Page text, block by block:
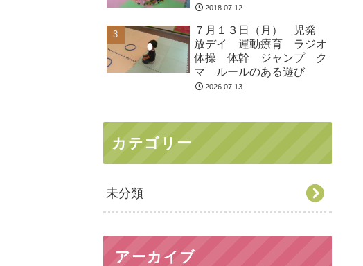
2018.07.12
７月１３日（月） 児発
放デイ 運動療育 ラジオ
体操 体幹 ジャンプ ク
マ ルールのある遊び
2026.07.13
カテゴリー
未分類
アーカイブ